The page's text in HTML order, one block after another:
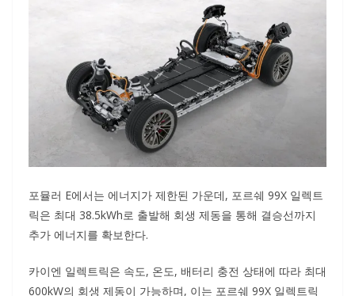
포뮬러 E에서는 에너지가 제한된 가운데, 포르쉐 99X 일렉트
릭은 최대 38.5kWh로 출발해 회생 제동을 통해 결승선까지
추가 에너지를 확보한다.
카이엔 일렉트릭은 속도, 온도, 배터리 충전 상태에 따라 최대
600kW의 회생 제동이 가능하며, 이는 포르쉐 99X 일렉트릭